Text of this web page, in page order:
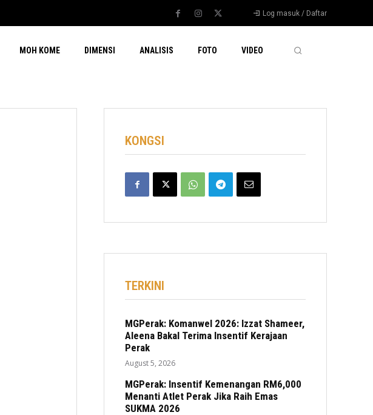
Log masuk / Daftar
MOH KOME DIMENSI ANALISIS FOTO VIDEO
KONGSI
TERKINI
MGPerak: Komanwel 2026: Izzat Shameer,
Aleena Bakal Terima Insentif Kerajaan
Perak
August 5, 2026
MGPerak: Insentif Kemenangan RM6,000
Menanti Atlet Perak Jika Raih Emas
SUKMA 2026